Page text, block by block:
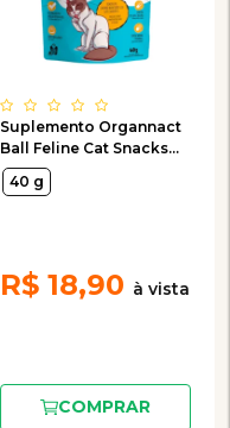
Suplemento Organnact
Ball Feline Cat Snacks
para Gatos 40g
40 g
R$ 18,90
COMPRAR